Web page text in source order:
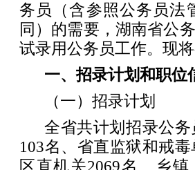
务员（含参照公务员法
同）的需要，湖南省公
试录用公务员工作。现
一、招录计划和职位
（一）招录计划
全省共计划招录公
103名、省直监狱和戒
区直机关2069名、乡